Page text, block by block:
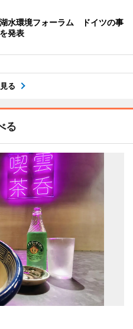
水環境フォーラム ドイツの事
発表
る
る